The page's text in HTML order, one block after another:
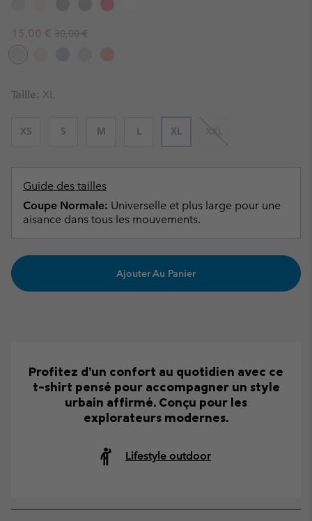
Sale price:
15,00 € Regular price:
30,00 €
Taille: XL
XS S M L XL XXL
Guide des tailles
Coupe Normale: Universelle et plus large pour une
aisance dans tous les mouvements.
Ajouter Au Panier
Profitez d’un confort au quotidien avec ce
t-shirt pensé pour accompagner un style
urbain affirmé. Conçu pour les
explorateurs modernes.
Lifestyle outdoor